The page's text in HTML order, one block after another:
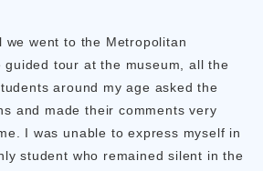
we went to the Metropolitan
guided tour at the museum, all the
around my age asked the
and made their comments very
I was unable to express myself in
student who remained silent in the